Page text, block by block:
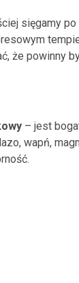
sięgamy
że powinny
– jest
wapń,